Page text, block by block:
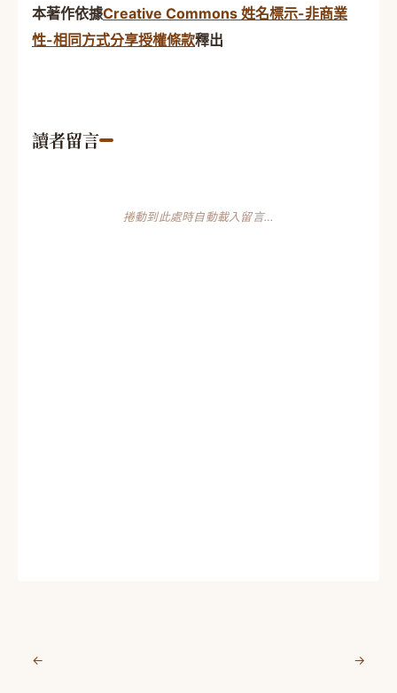
本著作依據Creative Commons 姓名標示-非商業
性-相同方式分享授權條款釋出
讀者留言
捲動到此處時自動載入留言…
← →